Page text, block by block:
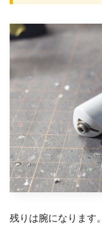
残りは腕になります。